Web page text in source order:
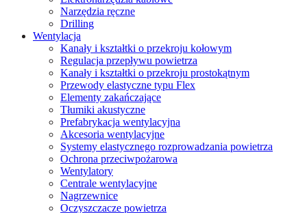
Narzędzia ręczne
Drilling
Wentylacja
Kanały i kształtki o przekroju kołowym
Regulacja przepływu powietrza
Kanały i kształtki o przekroju prostokątnym
Przewody elastyczne typu Flex
Elementy zakańczające
Tłumiki akustyczne
Prefabrykacja wentylacyjna
Akcesoria wentylacyjne
Systemy elastycznego rozprowadzania powietrza
Ochrona przeciwpożarowa
Wentylatory
Centrale wentylacyjne
Nagrzewnice
Oczyszczacze powietrza